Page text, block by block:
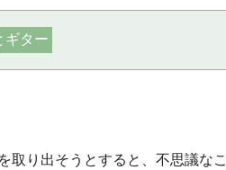
ギター
取り出そうとすると、不思議な